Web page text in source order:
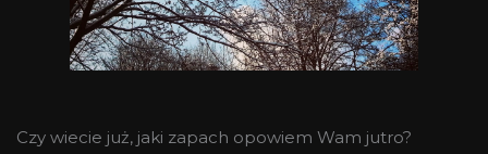
Czy wiecie już, jaki zapach opowiem Wam jutro?